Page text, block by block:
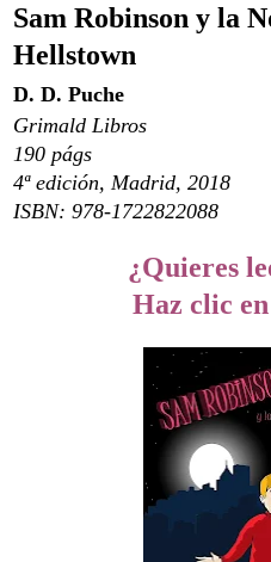
Sam Robinson y la
Hellstown
D. D. Puche
Grimald Libros
190 págs
4ª edición, Madrid, 2018
ISBN: 978-1722822088
¿Quieres
Haz clic